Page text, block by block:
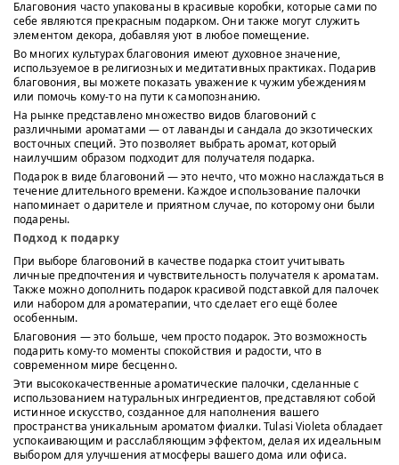
Благовония часто упакованы в красивые коробки, которые сами по
себе являются прекрасным подарком. Они также могут служить
элементом декора, добавляя уют в любое помещение.
Во многих культурах благовония имеют духовное значение,
используемое в религиозных и медитативных практиках. Подарив
благовония, вы можете показать уважение к чужим убеждениям
или помочь кому-то на пути к самопознанию.
На рынке представлено множество видов благовоний с
различными ароматами — от лаванды и сандала до экзотических
восточных специй. Это позволяет выбрать аромат, который
наилучшим образом подходит для получателя подарка.
Подарок в виде благовоний — это нечто, что можно наслаждаться в
течение длительного времени. Каждое использование палочки
напоминает о дарителе и приятном случае, по которому они были
подарены.
Подход к подарку
При выборе благовоний в качестве подарка стоит учитывать
личные предпочтения и чувствительность получателя к ароматам.
Также можно дополнить подарок красивой подставкой для палочек
или набором для ароматерапии, что сделает его ещё более
особенным.
Благовония — это больше, чем просто подарок. Это возможность
подарить кому-то моменты спокойствия и радости, что в
современном мире бесценно.
Эти высококачественные ароматические палочки, сделанные с
использованием натуральных ингредиентов, представляют собой
истинное искусство, созданное для наполнения вашего
пространства уникальным ароматом фиалки. Tulasi Violeta обладает
успокаивающим и расслабляющим эффектом, делая их идеальным
выбором для улучшения атмосферы вашего дома или офиса.